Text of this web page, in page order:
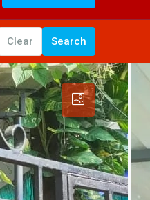
Clear Search